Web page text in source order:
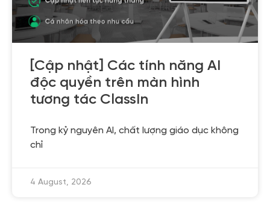
[Cập nhật] Các tính năng AI
độc quyền trên màn hình
tương tác ClassIn
Trong kỷ nguyên AI, chất lượng giáo dục không
chỉ
4 August, 2026